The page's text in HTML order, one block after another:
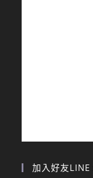
加入好友LINE